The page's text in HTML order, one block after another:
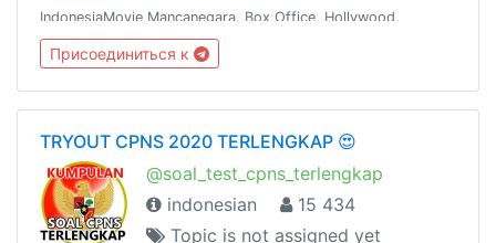
IndonesiaMovie Mancanegara, Box Office, Hollywood,
Bollywood, K & J -Drama,Mandarin, Thailand dan
sebagainyaShare This Group To The Whole World !!!
Присоединиться к
TRYOUT CPNS 2020 TERLENGKAP 😍
@soal_test_cpns_terlengkap
indonesian
15 434
Topic is not assigned yet